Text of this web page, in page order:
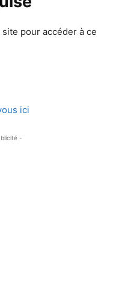
pour accéder à ce
ici
-